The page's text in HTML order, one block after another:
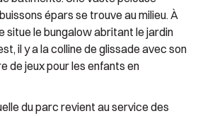
épars se trouve au milieu. À
situe le bungalow abritant le jardin
il y a la colline de glissade avec son
de jeux pour les enfants en
du parc revient au service des